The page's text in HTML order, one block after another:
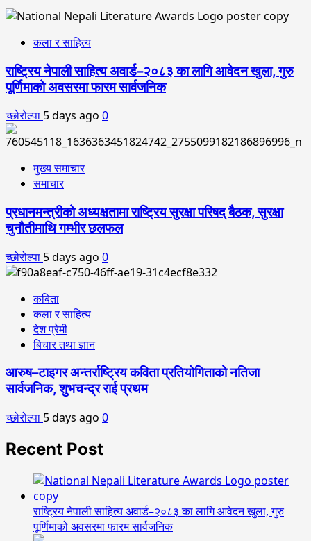
कला र साहित्य
राष्ट्रिय नेपाली साहित्य अवार्ड–२०८३ का लागि आवेदन खुला, गुरु
पूर्णिमाको अवसरमा फारम सार्वजनिक
च्छोरोल्पा 5 days ago 0
मुख्य समाचार
समाचार
प्रधानमन्त्रीको अध्यक्षतामा राष्ट्रिय सुरक्षा परिषद् बैठक, सुरक्षा
चुनौतीमाथि गम्भीर छलफल
च्छोरोल्पा 5 days ago 0
कबिता
कला र साहित्य
देश प्रेमी
बिचार तथा ज्ञान
आरुष–टाइगर अन्तर्राष्ट्रिय कविता प्रतियोगिताको नतिजा
सार्वजनिक, शुभचन्द्र राई प्रथम
च्छोरोल्पा 5 days ago 0
Recent Post
राष्ट्रिय नेपाली साहित्य अवार्ड–२०८३ का लागि आवेदन खुला, गुरु
पूर्णिमाको अवसरमा फारम सार्वजनिक